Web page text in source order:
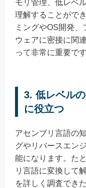
モリ管理、低レベ
理解することがで
ミングやOS開発
ウェアに密接に関
って非常に重要です
3.低レベル
に役立つ
アセンブリ言語の
グやリバースエン
能になります。た
リ言語に変換して
を詳しく調査できた